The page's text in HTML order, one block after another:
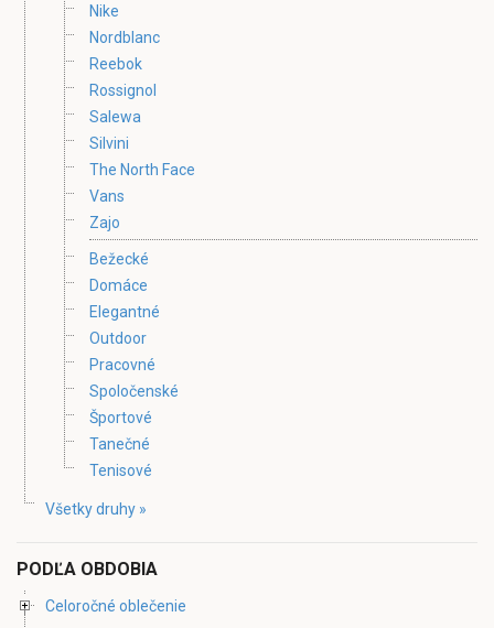
Nike
Nordblanc
Reebok
Rossignol
Salewa
Silvini
The North Face
Vans
Zajo
Bežecké
Domáce
Elegantné
Outdoor
Pracovné
Spoločenské
Športové
Tanečné
Tenisové
Všetky druhy »
PODĽA OBDOBIA
Celoročné oblečenie